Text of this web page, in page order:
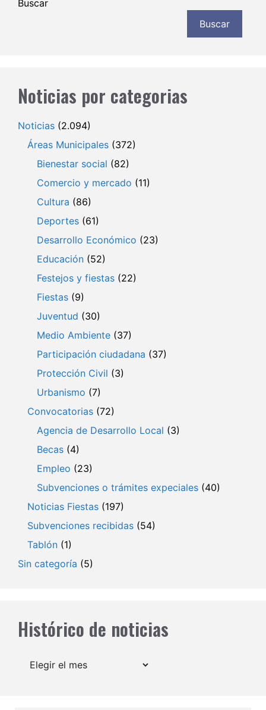
Buscar
Buscar
Noticias por categorias
Noticias (2.094)
Áreas Municipales (372)
Bienestar social (82)
Comercio y mercado (11)
Cultura (86)
Deportes (61)
Desarrollo Económico (23)
Educación (52)
Festejos y fiestas (22)
Fiestas (9)
Juventud (30)
Medio Ambiente (37)
Participación ciudadana (37)
Protección Civil (3)
Urbanismo (7)
Convocatorias (72)
Agencia de Desarrollo Local (3)
Becas (4)
Empleo (23)
Subvenciones o trámites expeciales (40)
Noticias Fiestas (197)
Subvenciones recibidas (54)
Tablón (1)
Sin categoría (5)
Histórico de noticias
Archivos